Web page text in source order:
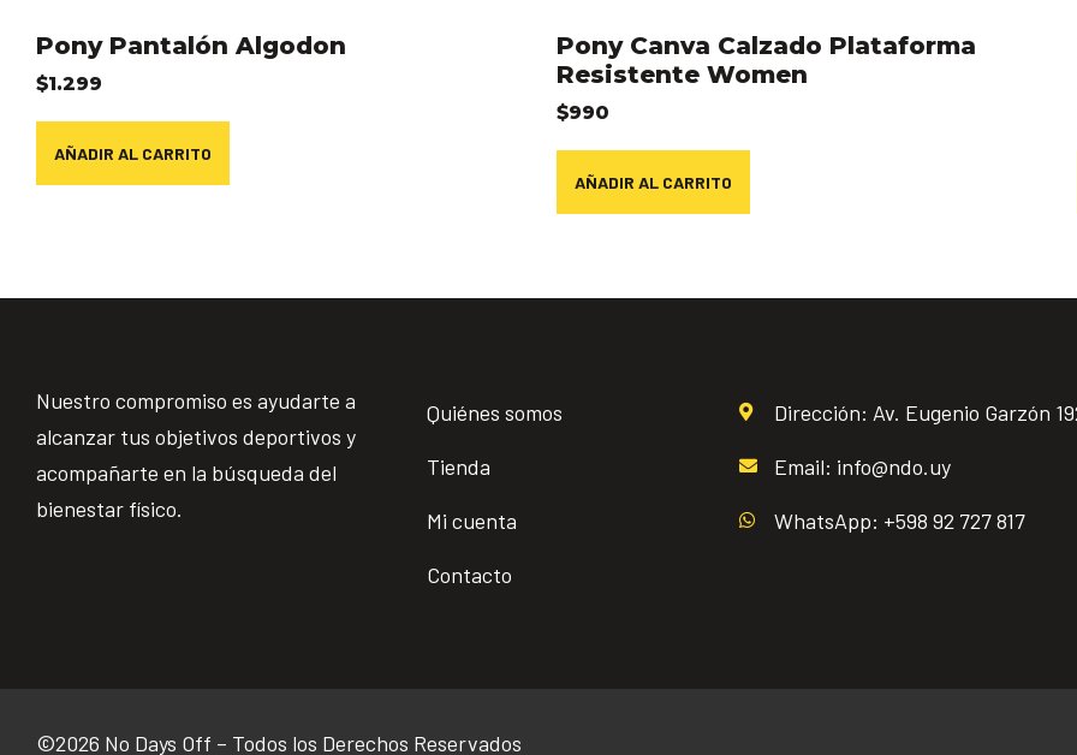
Pony Pantalón Algodon
$1.299
AÑADIR AL CARRITO
Pony Canva Calzado Plataforma
Resistente Women
$990
AÑADIR AL CARRITO
Nuestro compromiso es ayudarte a
alcanzar tus objetivos deportivos y
acompañarte en la búsqueda del
bienestar físico.
Quiénes somos
Tienda
Mi cuenta
Contacto
Dirección: Av. Eugenio Garzón
Email: info@ndo.uy
WhatsApp: +598 92 727 817
©2026 No Days Off – Todos los Derechos Reservados